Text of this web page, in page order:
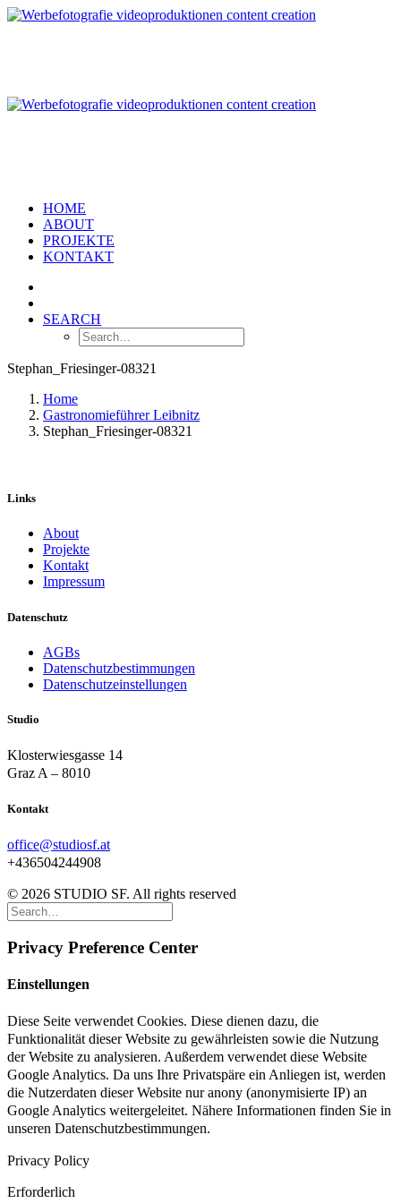
HOME
ABOUT
PROJEKTE
KONTAKT
SEARCH
Stephan_Friesinger-08321
Home
Gastronomieführer Leibnitz
Stephan_Friesinger-08321
Links
About
Projekte
Kontakt
Impressum
Datenschutz
AGBs
Datenschutzbestimmungen
Datenschutzeinstellungen
Studio
Klosterwiesgasse 14
Graz A – 8010
Kontakt
office@studiosf.at
+436504244908
© 2026 STUDIO SF. All rights reserved
Privacy Preference Center
Einstellungen
Diese Seite verwendet Cookies. Diese dienen dazu, die
Funktionalität dieser Website zu gewährleisten sowie die Nutzung
der Website zu analysieren. Außerdem verwendet diese Website
Google Analytics. Da uns Ihre Privatspäre ein Anliegen ist, werden
die Nutzerdaten dieser Website nur anony (anonymisierte IP) an
Google Analytics weitergeleitet. Nähere Informationen finden Sie in
unseren Datenschutzbestimmungen.
Privacy Policy
Erforderlich